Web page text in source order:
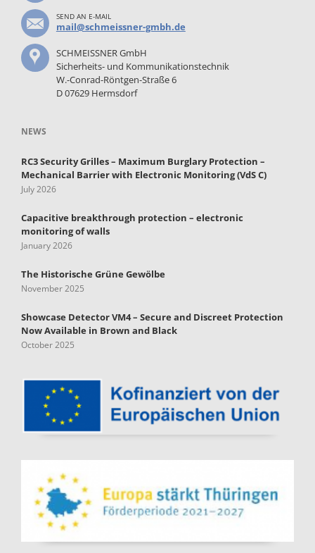
SEND AN E-MAIL
mail@schmeissner-gmbh.de
SCHMEISSNER GmbH
Sicherheits- und Kommunikationstechnik
W.-Conrad-Röntgen-Straße 6
D 07629 Hermsdorf
NEWS
RC3 Security Grilles – Maximum Burglary Protection –
Mechanical Barrier with Electronic Monitoring (VdS C)
July 2026
Capacitive breakthrough protection – electronic
monitoring of walls
January 2026
The Historische Grüne Gewölbe
November 2025
Showcase Detector VM4 – Secure and Discreet Protection
Now Available in Brown and Black
October 2025